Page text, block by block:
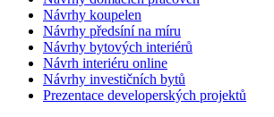
Návrhy koupelen
Návrhy předsíní na míru
Návrhy bytových interiérů
Návrh interiéru online
Návrhy investičních bytů
Prezentace developerských projektů